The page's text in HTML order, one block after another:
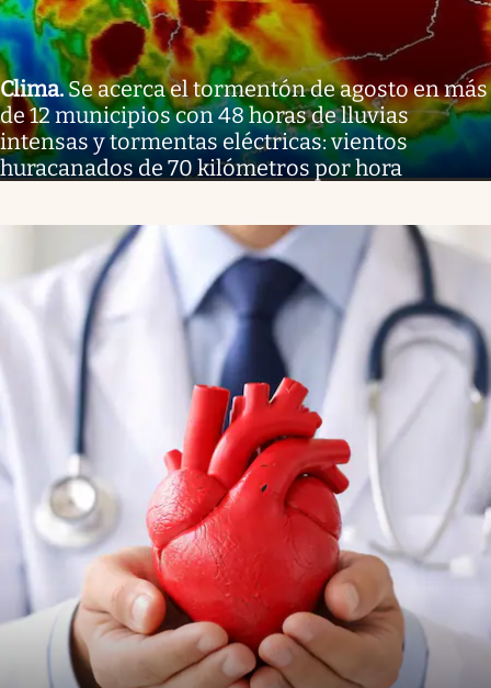
Clima.Se acerca el tormentón de agosto en más
de 12 municipios con 48 horas de lluvias
intensas y tormentas eléctricas: vientos
huracanados de 70 kilómetros por hora